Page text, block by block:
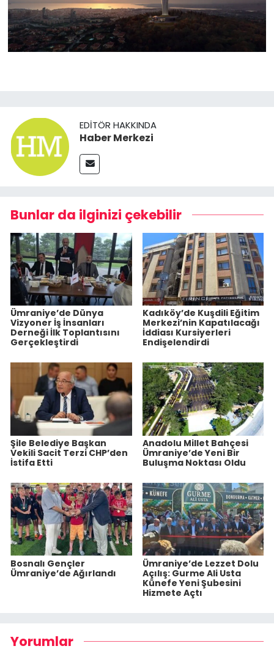
EDITÖR HAKKINDA
Haber Merkezi
Bunlar da ilginizi çekebilir
Ümraniye’de Dünya
Vizyoner İş İnsanları
Derneği İlk Toplantısını
Gerçekleştirdi
Kadıköy’de Kuşdili Eğitim
Merkezi’nin Kapatılacağı
İddiası Kursiyerleri
Endişelendirdi
Şile Belediye Başkan
Vekili Sacit Terzi CHP’den
İstifa Etti
Anadolu Millet Bahçesi
Ümraniye’de Yeni Bir
Buluşma Noktası Oldu
Bosnalı Gençler
Ümraniye’de Ağırlandı
Ümraniye’de Lezzet Dolu
Açılış: Gurme Ali Usta
Künefe Yeni Şubesini
Hizmete Açtı
Yorumlar